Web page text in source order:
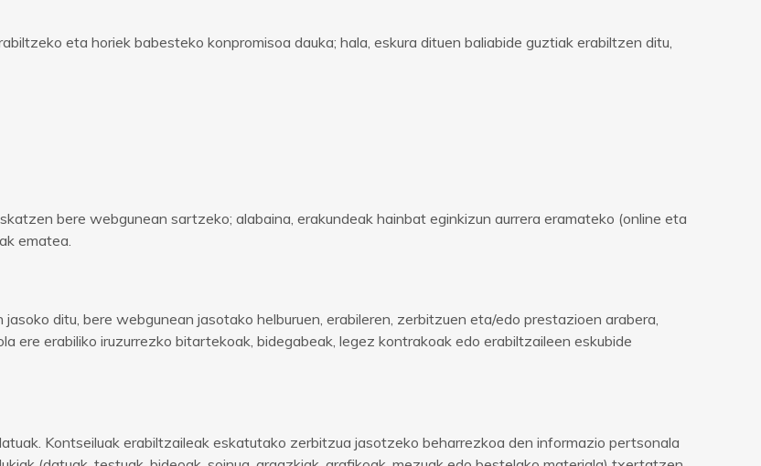
eta horiek babesteko konpromisoa dauka; hala, eskura dituen baliabide guztiak erabiltzen ditu,
bere webgunean sartzeko; alabaina, erakundeak hainbat eginkizun aurrera eramateko (online eta
ematea.
ditu, bere webgunean jasotako helburuen, erabileren, zerbitzuen eta/edo prestazioen arabera,
ere erabiliko iruzurrezko bitartekoak, bidegabeak, legez kontrakoak edo erabiltzaileen eskubide
Kontseiluak erabiltzaileak eskatutako zerbitzua jasotzeko beharrezkoa den informazio pertsonala